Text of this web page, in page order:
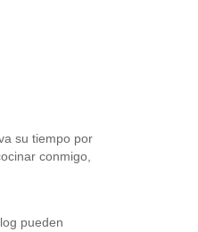
su tiempo por
conmigo,
pueden